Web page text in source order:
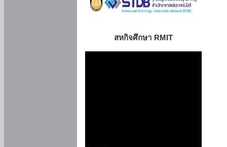
สหกิจศึกษา RMIT